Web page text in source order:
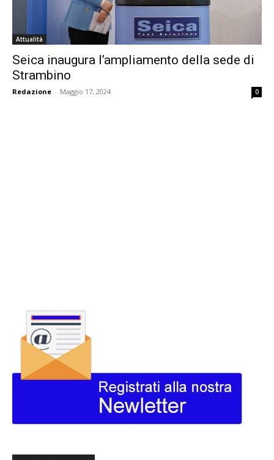
Attualità
Seica inaugura l’ampliamento della sede di
Strambino
Redazione - Maggio 17, 2024 0